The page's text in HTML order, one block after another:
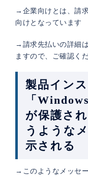
→企業向けとは、請
向けとなっています
→請求先払いの詳細
ますので、ご確認く
製品イン
「
が保護さ
うような
示される
→このようなメッセ